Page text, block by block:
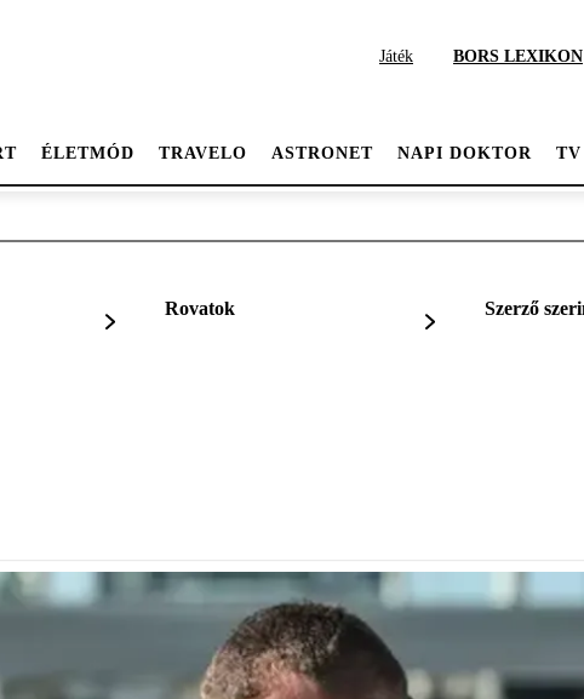
Játék BORS LEXIKON
ÉLETMÓD TRAVELO ASTRONET NAPI DOKTOR TV
Rovatok Szerző